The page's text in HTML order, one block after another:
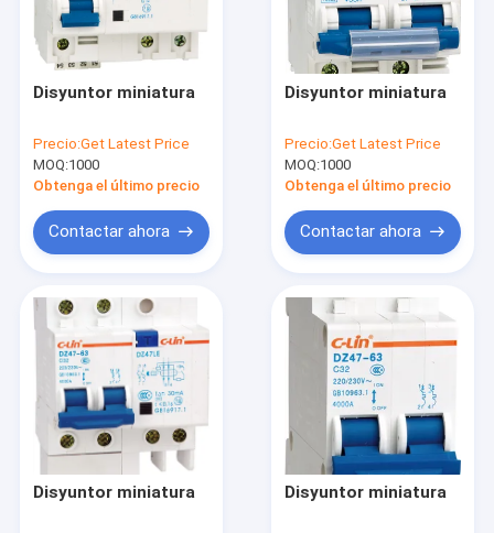
Retransmisión de estado sólido
Retransmisión de control industrial
Microinterruptor
Modulos de semiconductores de potencia
Zócalo de retransmisión
Presiona el botón
Interruptor de límite
El sensor
Disyuntor miniatura
Precio:Get Latest Price
MOQ:1000
Obtenga el último precio
Contactar ahora
Disyuntor miniatura
Precio:Get Latest Price
MOQ:1000
Obtenga el último precio
Contactar ahora
Disyuntor miniatura Disyuntor miniatura